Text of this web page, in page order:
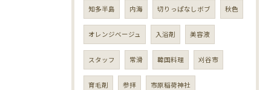
知多半島 内海 切りっぱなしボブ 秋色
オレンジベージュ 入浴剤 美容液
スタッフ 常滑 韓国料理 刈谷市
育毛剤 参拝 市原稲荷神社